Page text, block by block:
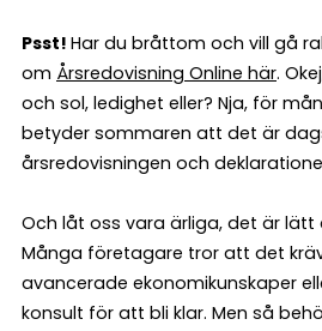
Psst! Har du bråttom och vill gå
om Årsredovisning Online här.
och sol, ledighet eller? Nja, för
betyder sommaren att det är
årsredovisningen och
Och låt oss vara ärliga, det är
Många företagare tror att det
avancerade ekonomikunskaper
konsult för att bli klar. Men så